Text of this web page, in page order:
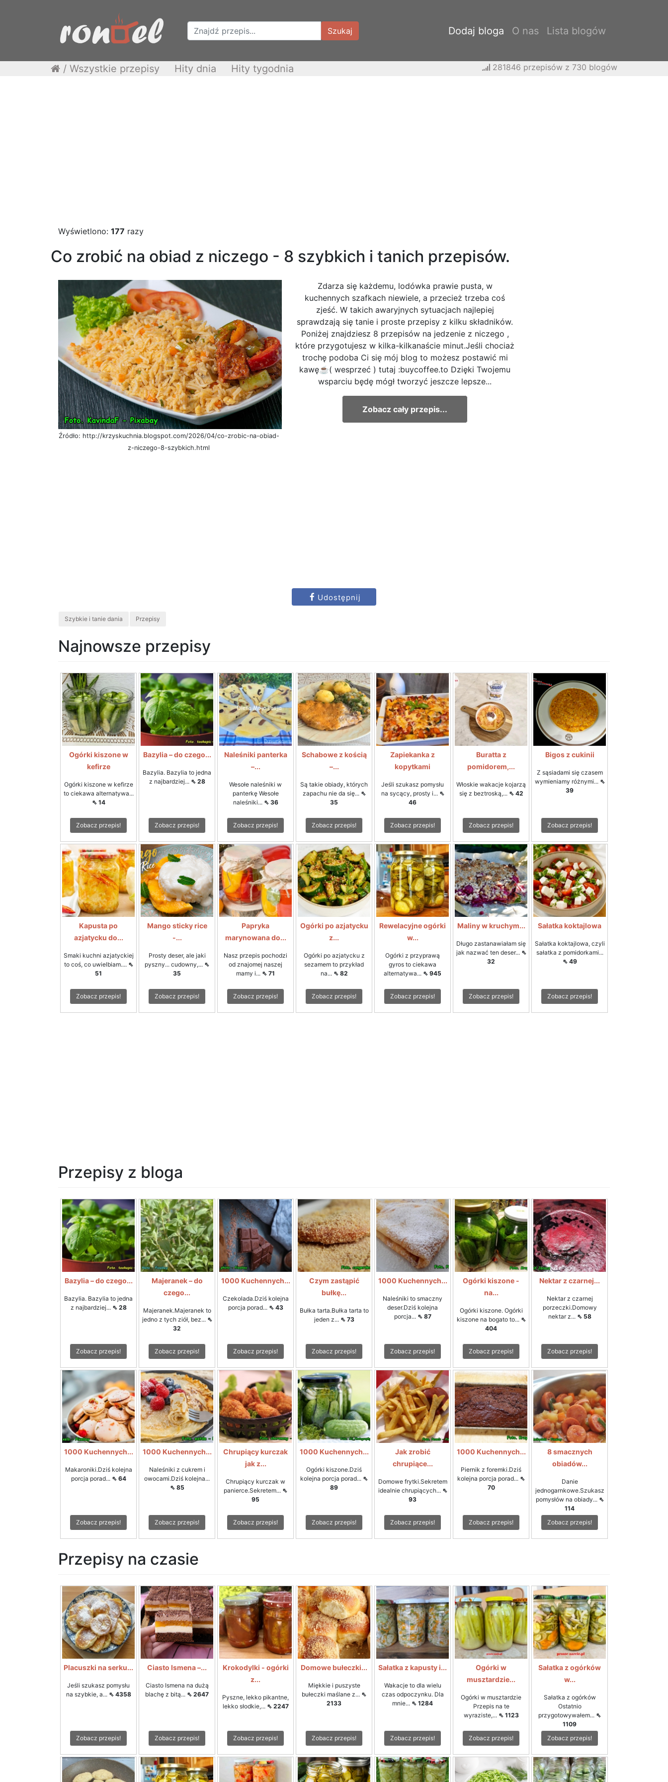
Szukaj Dodaj bloga O nas Lista blogów
/ Wszystkie przepisy Hity dnia Hity tygodnia 281846 przepisów z 730 blogów
Wyświetlono: 177 razy
Co zrobić na obiad z niczego - 8 szybkich i tanich przepisów.
Źródło: http://krzyskuchnia.blogspot.com/2026/04/co-zrobic-na-obiad-
z-niczego-8-szybkich.html
Zdarza się każdemu, lodówka prawie pusta, w
kuchennych szafkach niewiele, a przecież trzeba coś
zjeść. W takich awaryjnych sytuacjach najlepiej
sprawdzają się tanie i proste przepisy z kilku składników.
Poniżej znajdziesz 8 przepisów na jedzenie z niczego ,
które przygotujesz w kilka-kilkanaście minut.Jeśli chociaż
trochę podoba Ci się mój blog to możesz postawić mi
kawę☕( wesprzeć ) tutaj :buycoffee.to Dzięki Twojemu
wsparciu będę mógł tworzyć jeszcze lepsze...
Zobacz cały przepis...
Udostępnij
Szybkie i tanie dania Przepisy
Najnowsze przepisy
Ogórki kiszone w
kefirze
Ogórki kiszone w kefirze
to ciekawa alternatywa...
⇖ 14
Zobacz przepis!
Bazylia – do czego...
Bazylia. Bazylia to jedna
z najbardziej... ⇖ 28
Zobacz przepis!
Naleśniki panterka
–...
Wesołe naleśniki w
panterkę Wesołe
naleśniki... ⇖ 36
Zobacz przepis!
Schabowe z kością
–...
Są takie obiady, których
zapachu nie da się... ⇖
35
Zobacz przepis!
Zapiekanka z
kopytkami
Jeśli szukasz pomysłu
na sycący, prosty i... ⇖
46
Zobacz przepis!
Buratta z
pomidorem,...
Włoskie wakacje kojarzą
się z beztroską,... ⇖ 42
Zobacz przepis!
Bigos z cukinii
Z sąsiadami się czasem
wymieniamy różnymi... ⇖
39
Zobacz przepis!
Kapusta po
azjatycku do...
Smaki kuchni azjatyckiej
to coś, co uwielbiam.... ⇖
51
Zobacz przepis!
Mango sticky rice
-...
Prosty deser, ale jaki
pyszny... cudowny,... ⇖
35
Zobacz przepis!
Papryka
marynowana do...
Nasz przepis pochodzi
od znajomej naszej
mamy i... ⇖ 71
Zobacz przepis!
Ogórki po azjatycku
z...
Ogórki po azjatycku z
sezamem to przykład
na... ⇖ 82
Zobacz przepis!
Rewelacyjne ogórki
w...
Ogórki z przyprawą
gyros to ciekawa
alternatywa... ⇖ 945
Zobacz przepis!
Maliny w kruchym...
Długo zastanawiałam się
jak nazwać ten deser... ⇖
32
Zobacz przepis!
Sałatka koktajlowa
Sałatka koktajlowa, czyli
sałatka z pomidorkami...
⇖ 49
Zobacz przepis!
Przepisy z bloga
Bazylia – do czego...
Bazylia. Bazylia to jedna
z najbardziej... ⇖ 28
Zobacz przepis!
Majeranek – do
czego...
Majeranek.Majeranek to
jedno z tych ziół, bez... ⇖
32
Zobacz przepis!
1000 Kuchennych...
Czekolada.Dziś kolejna
porcja porad... ⇖ 43
Zobacz przepis!
Czym zastąpić
bułkę...
Bułka tarta.Bułka tarta to
jeden z... ⇖ 73
Zobacz przepis!
1000 Kuchennych...
Naleśniki to smaczny
deser.Dziś kolejna
porcja... ⇖ 87
Zobacz przepis!
Ogórki kiszone -
na...
Ogórki kiszone. Ogórki
kiszone na bogato to... ⇖
404
Zobacz przepis!
Nektar z czarnej...
Nektar z czarnej
porzeczki.Domowy
nektar z... ⇖ 58
Zobacz przepis!
1000 Kuchennych...
Makaroniki.Dziś kolejna
porcja porad... ⇖ 64
Zobacz przepis!
1000 Kuchennych...
Naleśniki z cukrem i
owocami.Dziś kolejna...
⇖ 85
Zobacz przepis!
Chrupiący kurczak
jak z...
Chrupiący kurczak w
panierce.Sekretem... ⇖
95
Zobacz przepis!
1000 Kuchennych...
Ogórki kiszone.Dziś
kolejna porcja porad... ⇖
89
Zobacz przepis!
Jak zrobić
chrupiące...
Domowe frytki.Sekretem
idealnie chrupiących... ⇖
93
Zobacz przepis!
1000 Kuchennych...
Piernik z foremki.Dziś
kolejna porcja porad... ⇖
70
Zobacz przepis!
8 smacznych
obiadów...
Danie
jednogarnkowe.Szukasz
pomysłów na obiady... ⇖
114
Zobacz przepis!
Przepisy na czasie
Placuszki na serku...
Jeśli szukasz pomysłu
na szybkie, a... ⇖ 4358
Zobacz przepis!
Ciasto Ismena –...
Ciasto Ismena na dużą
blachę z bitą... ⇖ 2647
Zobacz przepis!
Krokodylki - ogórki
z...
Pyszne, lekko pikantne,
lekko słodkie,... ⇖ 2247
Zobacz przepis!
Domowe bułeczki...
Miękkie i puszyste
bułeczki maślane z... ⇖
2133
Zobacz przepis!
Sałatka z kapusty i...
Wakacje to dla wielu
czas odpoczynku. Dla
mnie... ⇖ 1284
Zobacz przepis!
Ogórki w
musztardzie...
Ogórki w musztardzie
Przepis na te
wyraziste,... ⇖ 1123
Zobacz przepis!
Sałatka z ogórków
w...
Sałatka z ogórków
Ostatnio
przygotowywałem... ⇖
1109
Zobacz przepis!